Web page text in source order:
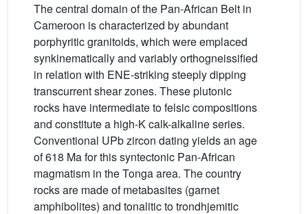
The central domain of the Pan-African Belt in
Cameroon is characterized by abundant
porphyritic granitoids, which were emplaced
synkinematically and variably orthogneissified
in relation with ENE-striking steeply dipping
transcurrent shear zones. These plutonic
rocks have intermediate to felsic compositions
and constitute a high-K calk-alkaline series.
Conventional UPb zircon dating yields an age
of 618 Ma for this syntectonic Pan-African
magmatism in the Tonga area. The country
rocks are made of metabasites (garnet
amphibolites) and tonalitic to trondhjemitic